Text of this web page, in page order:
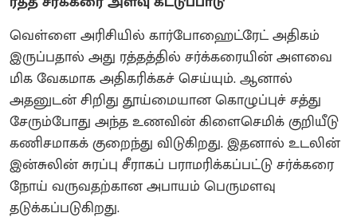
வெள்ளை அரிசியில் கார்போஹைட்ரேட் அதிகம்
இருப்பதால் அது ரத்தத்தில் சர்க்கரையின் அளவை
மிக வேகமாக அதிகரிக்கச் செய்யும். ஆனால்
அதனுடன் சிறிது தூய்மையான கொழுப்புச் சத்து
சேரும்போது அந்த உணவின் கிளைசெமிக் குறியீடு
கணிசமாகக் குறைந்து விடுகிறது. இதனால் உடலின்
இன்சுலின் சுரப்பு சீராகப் பராமரிக்கப்பட்டு சர்க்கரை
நோய் வருவதற்கான அபாயம் பெருமளவு
தடுக்கப்படுகிறது.